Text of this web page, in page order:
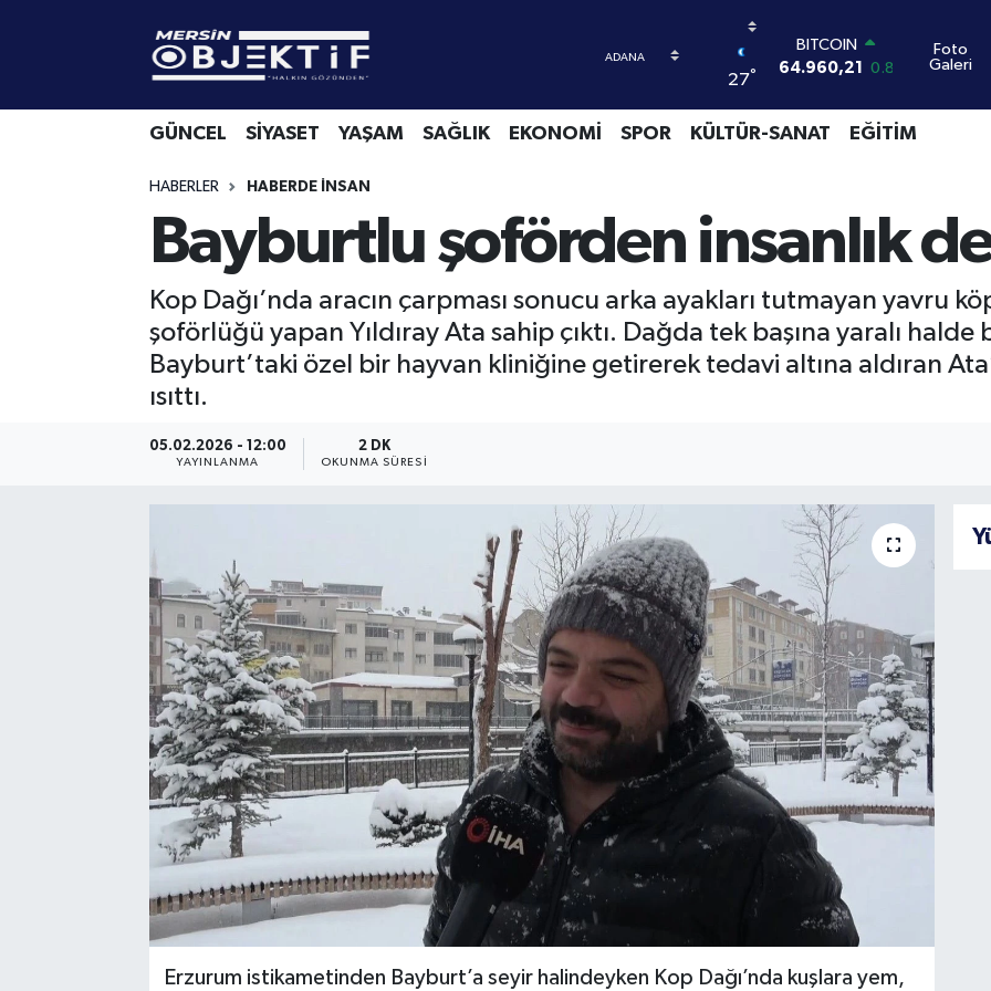
27°
DOLAR
47,7436 0.18
55,2510 0.32
STERLİN
BİST100
13.779
64.960,21
0.87
Foto
Galeri
GÜNCEL SİYASET YAŞAM SAĞLIK EKONOMİ SPOR KÜLTÜR-SANAT EĞİTİM
HABERLER HABERDE INSAN
Bayburtlu şoförden insanlık
Kop Dağı’nda aracın çarpması sonucu arka ayakları tutmayan yavru
şoförlüğü yapan Yıldıray Ata sahip çıktı. Dağda tek başına yaralı
Bayburt’taki özel bir hayvan kliniğine getirerek tedavi altına aldıran
ısıttı.
05.02.2026 - 12:00
YAYINLANMA
2 DK
OKUNMA SÜRESI
Erzurum istikametinden Bayburt’a seyir halindeyken Kop Dağı’nda kuşlara yem,
EKONOMİ
Mersin Hava Durumu
Mersin Trafik Yoğunluk Haritası
Süper Lig Puan Durumu ve Fikstür
Tüm Manşetler
Son Dakika Haberleri
Haber Arşivi